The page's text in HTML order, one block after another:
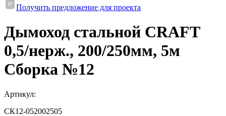
Получить предложение для проекта
Дымоход стальной CRAFT
0,5/нерж., 200/250мм, 5м
Сборка №12
Артикул:
СК12-052002505